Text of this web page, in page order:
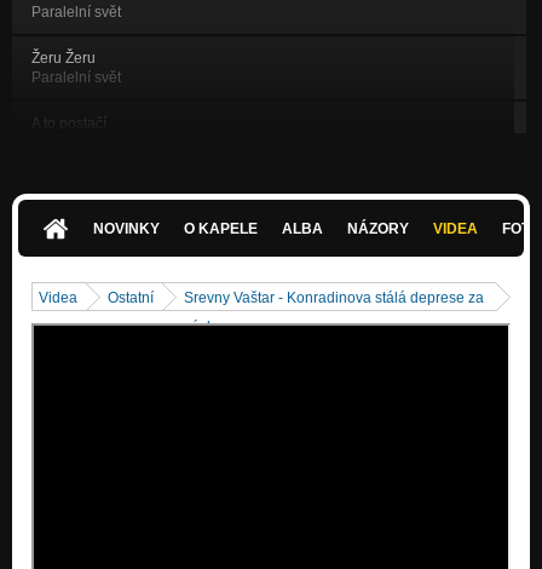
Paralelní svět
Žeru Žeru
Paralelní svět
A to postačí
Tracy
Město
NOVINKY O KAPELE ALBA NÁZORY VIDEA
Videa Ostatní
Srevny Vaštar - Konradinova stálá deprese za
záclonou